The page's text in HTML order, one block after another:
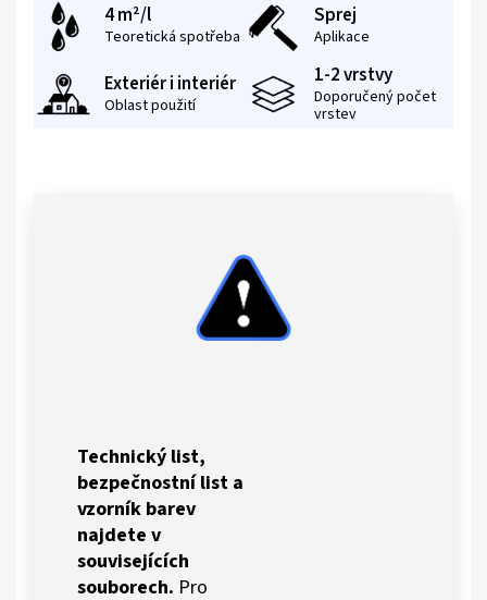
4 m²/l
Teoretická spotřeba
Sprej
Aplikace
Exteriér i interiér
Oblast použití
1-2 vrstvy
Doporučený počet
vrstev
Technický list,
bezpečnostní list a
vzorník barev
najdete v
souvisejících
souborech. Pro